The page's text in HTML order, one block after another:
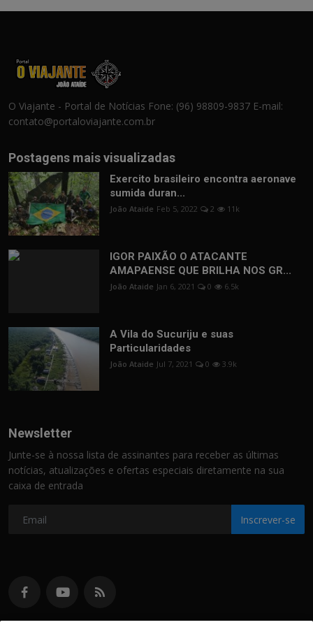
O Viajante - Portal de Notícias Fone: (96) 98809-9837 E-mail:
contato@portaloviajante.com.br
Postagens mais visualizadas
Exercito brasileiro encontra aeronave
sumida duran...
João Ataide Feb 5, 2022 2 11k
IGOR PAIXÃO O ATACANTE
AMAPAENSE QUE BRILHA NOS GR...
João Ataide Jan 6, 2021 0 6.5k
A Vila do Sucuriju e suas
Particularidades
João Ataide Jul 7, 2021 0 3.9k
Newsletter
Junte-se à nossa lista de assinantes para receber as últimas
notícias, atualizações e ofertas especiais diretamente na sua
caixa de entrada
Inscrever-se